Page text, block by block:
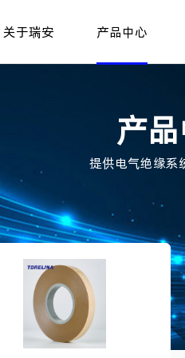
关于瑞安 产品中心
产
提供电气绝缘系